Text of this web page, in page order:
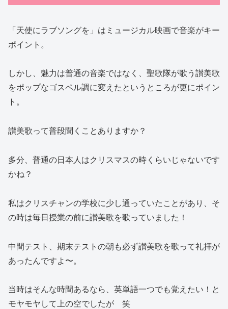
「天使にラブソングを」はミュージカル映画で音楽がキー
ポイント。
しかし、魅力は普通の音楽ではなく、聖歌隊が歌う讃美歌
をポップなゴスペル調に変えたというところが更にポイン
ト。
讃美歌って普段聞くことありますか？
多分、普通の日本人はクリスマスの時くらいじゃないです
かね？
私はクリスチャンの学校に少し通っていたことがあり、そ
の時は毎日授業の前に讃美歌を歌っていました！
中間テスト、期末テストの朝も必ず讃美歌を歌って礼拝が
あったんですよ〜。
当時はそんな時間あるなら、英単語一つでも覚えたい！と
モヤモヤして上の空でしたが 笑